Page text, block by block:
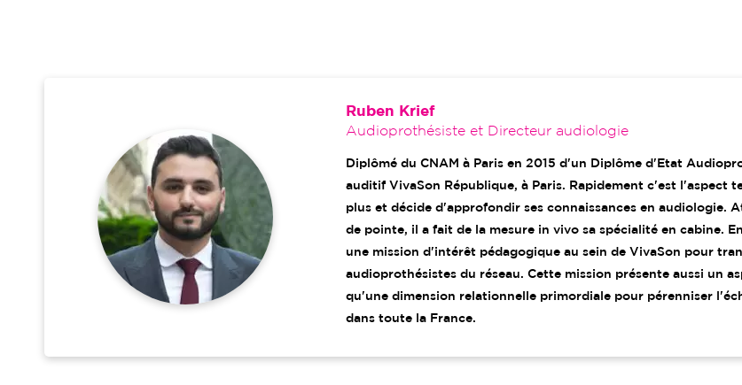
Ruben Krief
Audioprothésiste et Directeur audiologie
Diplômé du CNAM à Paris en 2015 d'un Diplôme d'Etat
auditif VivaSon République, à Paris. Rapidement c'est l'aspect
plus et décide d'approfondir ses connaissances en audiologie.
de pointe, il a fait de la mesure in vivo sa spécialité en cabine.
une mission d'intérêt pédagogique au sein de VivaSon pour
audioprothésistes du réseau. Cette mission présente aussi un
qu'une dimension relationnelle primordiale pour pérenniser
dans toute la France.